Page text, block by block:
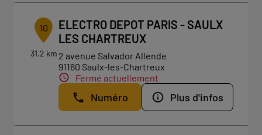
10
31.2 km
ELECTRO DEPOT PARIS - SAULX
LES CHARTREUX
2 avenue Salvador Allende
91160 Saulx-les-Chartreux
Fermé actuellement
Numéro Plus d'infos